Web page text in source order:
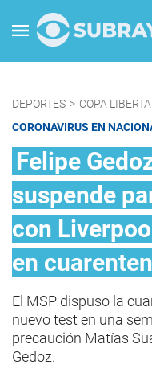
DEPORTES > COPA
CORONAVIRUS EN
Felipe
suspende
con
en
El MSP dispuso la
nuevo test en una
precaución Matías
Gedoz.